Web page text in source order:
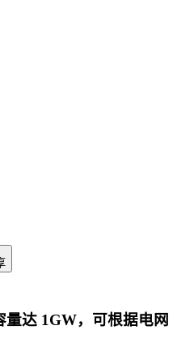
达 1GW，可根据电网